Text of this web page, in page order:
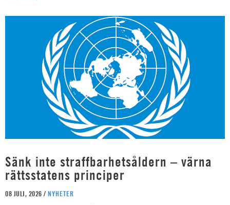
Sänk inte straffbarhetsåldern – värna
rättsstatens principer
08 JULI, 2026 / NYHETER